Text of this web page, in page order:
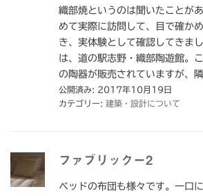
織部焼というのは聞いたことが
めて実際に訪問して、目で確か
き、実体験として確認してきま
は、道の駅志野・織部陶遊館。
の陶器が販売されていますが、
公開済み: 2017年10月19日
カテゴリー: 建築・設計について
ファブリックー2
ベッドの布団も様々です。一口